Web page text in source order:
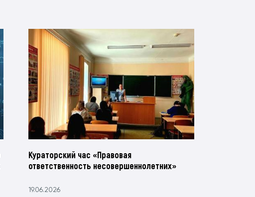
Кураторский час «Правовая
ответственность несовершеннолетних»
19.06.2026